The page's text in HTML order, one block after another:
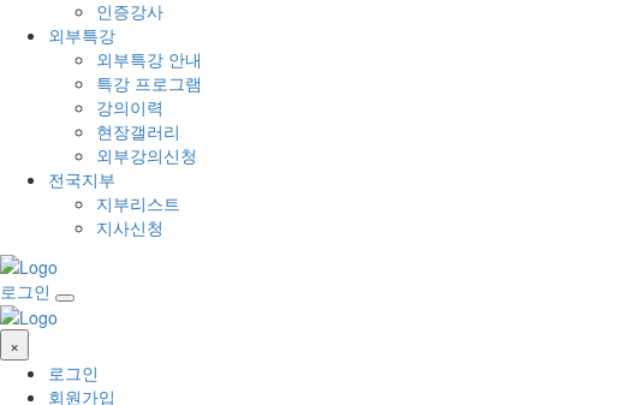
인증강사
외부특강
외부특강 안내
특강 프로그램
강의이력
현장갤러리
외부강의신청
전국지부
지부리스트
지사신청
로그인
×
로그인
회원가입